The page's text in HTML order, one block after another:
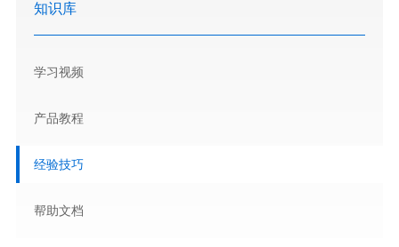
知识库
学习视频
产品教程
经验技巧
帮助文档